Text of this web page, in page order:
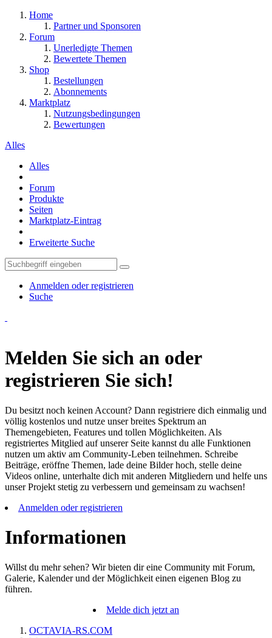
Home
Partner und Sponsoren
Forum
Unerledigte Themen
Bewertete Themen
Shop
Bestellungen
Abonnements
Marktplatz
Nutzungsbedingungen
Bewertungen
Alles
Alles
Forum
Produkte
Seiten
Marktplatz-Eintrag
Erweiterte Suche
Anmelden oder registrieren
Suche
Melden Sie sich an oder
registrieren Sie sich!
Du besitzt noch keinen Account? Dann registriere dich einmalig und
völlig kostenlos und nutze unser breites Spektrum an
Themengebieten, Features und tollen Möglichkeiten. Als
registriertes Mitglied auf unserer Seite kannst du alle Funktionen
nutzen um aktiv am Community-Leben teilnehmen. Schreibe
Beiträge, eröffne Themen, lade deine Bilder hoch, stelle deine
Videos online, unterhalte dich mit anderen Mitgliedern und helfe uns
unser Projekt stetig zu verbessern und gemeinsam zu wachsen!
Anmelden oder registrieren
Informationen
Willst du mehr sehen? Wir bieten dir eine Community mit Forum,
Galerie, Kalender und der Möglichkeit einen eigenen Blog zu
führen.
Melde dich jetzt an
OCTAVIA-RS.COM